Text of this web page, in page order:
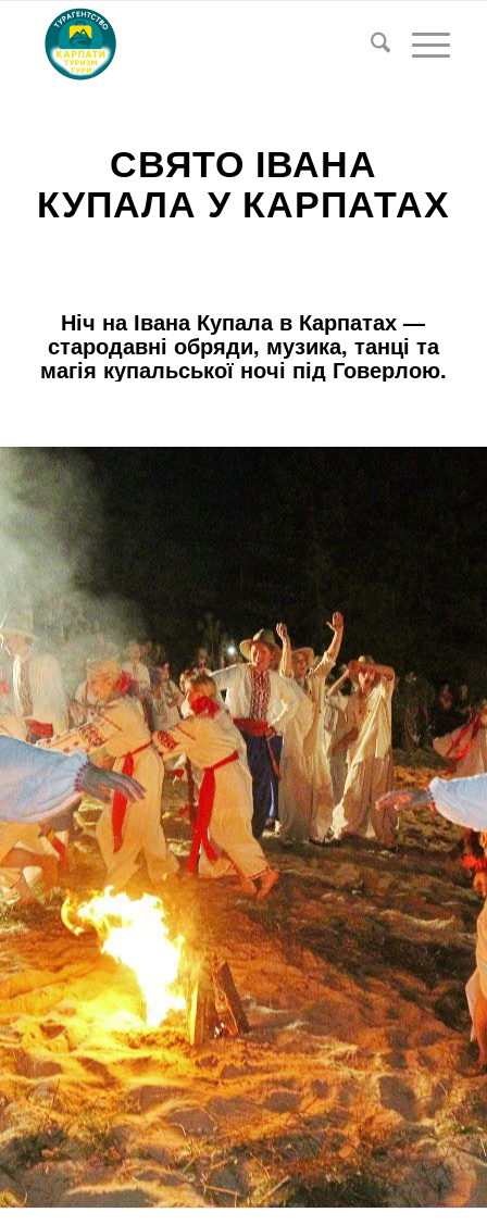
СВЯТО ІВАНА
КУПАЛА У КАРПАТАХ
Ніч на Івана Купала в Карпатах —
стародавні обряди, музика, танці та
магія купальської ночі під Говерлою.